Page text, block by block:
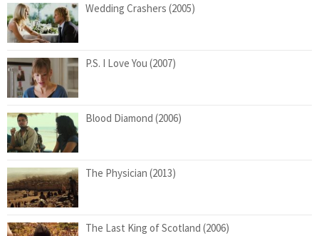
Wedding Crashers (2005)
P.S. I Love You (2007)
Blood Diamond (2006)
The Physician (2013)
The Last King of Scotland (2006)